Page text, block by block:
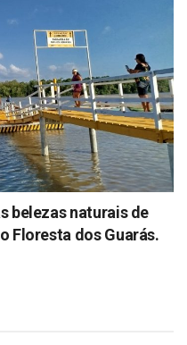
belezas naturais de
Floresta dos Guarás.